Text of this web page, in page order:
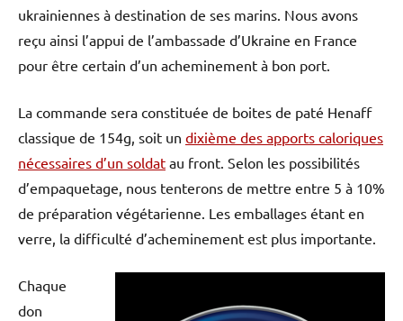
ukrainiennes à destination de ses marins. Nous avons
reçu ainsi l’appui de l’ambassade d’Ukraine en France
pour être certain d’un acheminement à bon port.
La commande sera constituée de boites de paté Henaff
classique de 154g, soit un dixième des apports caloriques
nécessaires d’un soldat au front. Selon les possibilités
d’empaquetage, nous tenterons de mettre entre 5 à 10%
de préparation végétarienne. Les emballages étant en
verre, la difficulté d’acheminement est plus importante.
Chaque
don